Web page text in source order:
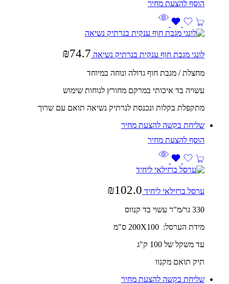
לונגי מגבת חוף ענקית בנרתיק נשיאה ₪74.7
מחצלת / מגבת חוף גדולה ונוחה במיוחד
עשויה בד איכותי במרקם מחורץ לנוחות שימוש
מתקפלת בקלות ונכנסת לנרתיק נשיאה תואם עם שרוך
שליחת בקשה להצעת מחיר
ערסל ברזילאי ליחיד ₪102.0
330 גר/מ"ר עשוי בד קנווס
מידת הערסל: 200X100 ס"מ
עד משקל של 100 ק"ג
תיק תואם מקנוו
שליחת בקשה להצעת מחיר